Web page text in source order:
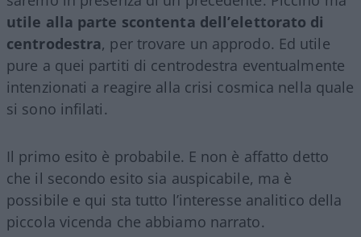
utile alla parte scontenta dell’elettorato di
centrodestra, per trovare un approdo. Ed utile
pure a quei partiti di centrodestra eventualmente
intenzionati a reagire alla crisi cosmica nella quale
si sono infilati.
Il primo esito è probabile. E non è affatto detto
che il secondo esito sia auspicabile, ma è
possibile e qui sta tutto l’interesse analitico della
piccola vicenda che abbiamo narrato.